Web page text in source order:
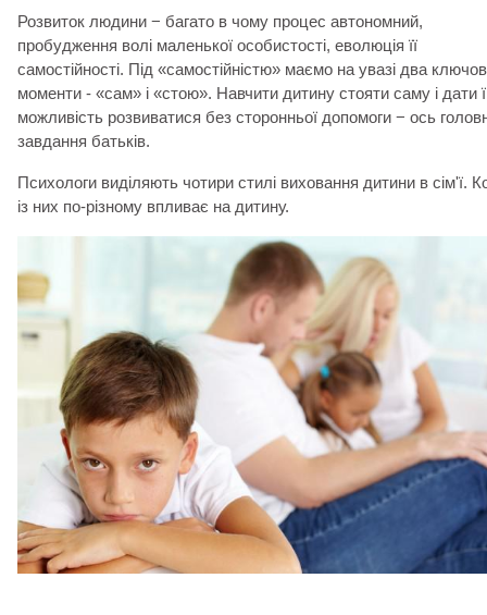
Розвиток людини − багато в чому процес автономний,
пробудження волі маленької особистості, еволюція її
самостійності. Під «самостійністю» маємо на увазі два
моменти - «сам» і «стою». Навчити дитину стояти саму і дати
можливість розвиватися без сторонньої допомоги − ось
завдання батьків.
Психологи виділяють чотири стилі виховання дитини в сім'ї.
із них по-різному впливає на дитину.